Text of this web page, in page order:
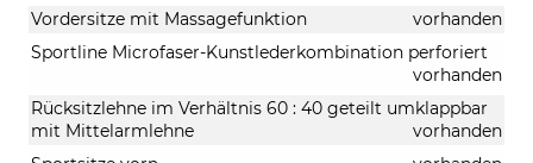
Vordersitze mit Massagefunktion
vorhanden
Sportline Microfaser-Kunstlederkombination perforiert
vorhanden
Rücksitzlehne im Verhältnis 60 : 40 geteilt umklappbar
mit Mittelarmlehne
vorhanden